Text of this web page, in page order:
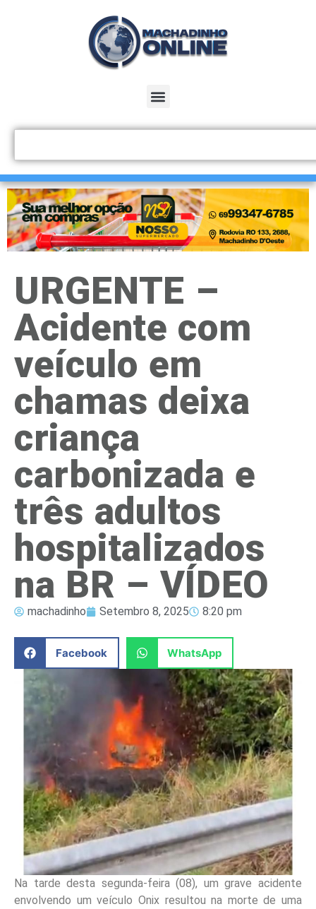
URGENTE –
Acidente com
veículo em
chamas deixa
criança
carbonizada e
três adultos
hospitalizados
na BR – VÍDEO
machadinho Setembro 8, 2025 8:20 pm
Facebook WhatsApp
Na tarde desta segunda-feira (08), um grave acidente
envolvendo um veículo Onix resultou na morte de uma